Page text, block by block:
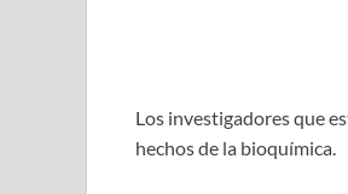
Los investigadores que
hechos de la bioquímica.